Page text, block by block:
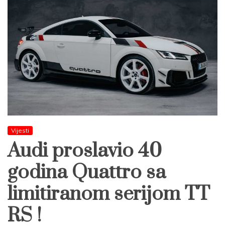
Vijesti
Audi proslavio 40
godina Quattro sa
limitiranom serijom TT
RS !